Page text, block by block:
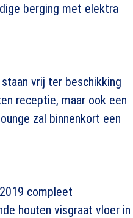
berging met elektra
vrij ter beschikking
receptie, maar ook een
zal binnenkort een
compleet
houten visgraat vloer in